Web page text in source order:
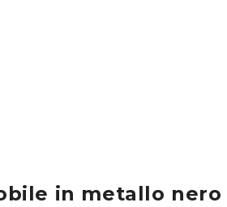
in metallo nero